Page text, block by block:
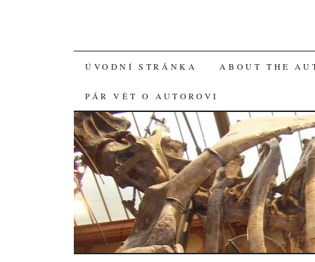
SKIP
TO
CONTENT
ÚVODNÍ STRÁNKA ABOUT THE
PÁR VĚT O AUTOROVI